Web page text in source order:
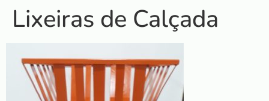
Lixeiras de Calçada